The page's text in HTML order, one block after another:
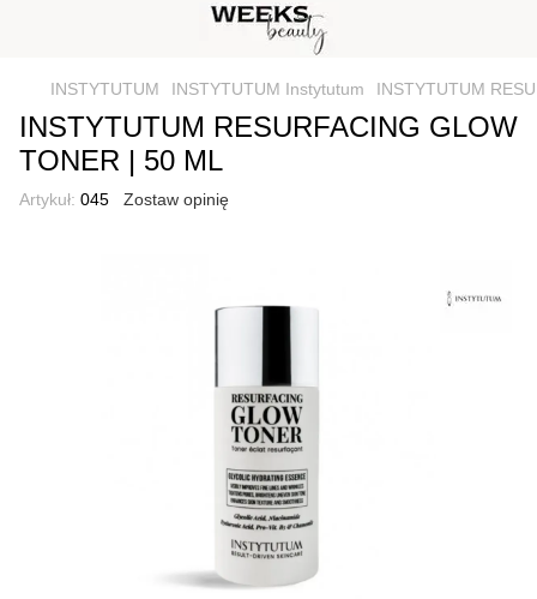
INSTYTUTUM INSTYTUTUM Instytutum INSTYTUTUM
INSTYTUTUM RESURFACING GLOW
TONER | 50 ML
Artykuł: 045 Zostaw opinię